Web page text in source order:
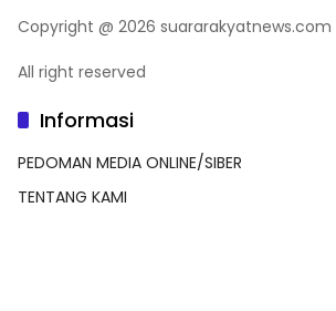
Copyright @ 2026 suararakyatnews.com
All right reserved
Informasi
PEDOMAN MEDIA ONLINE/SIBER
TENTANG KAMI